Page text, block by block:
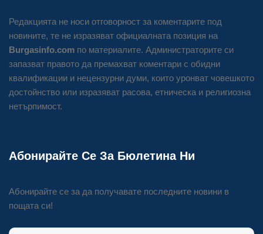
Редакцията не носи отговорност за коментарите под
новините, те не изразяват официалната позиция на
Burgasinfo.com по материалите. Администраторите си
запазват правото да премахват коментари с обидни
квалификации и нецензурни думи, които уронват човешкото
достойнство или изразяват расова, етническа и религиозна
нетърпимост.
Абонирайте Се За Бюлетина Ни
Абонирайте се за да получавате последните новини в
пощата си!